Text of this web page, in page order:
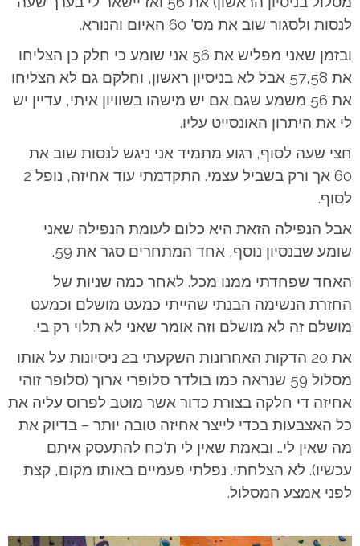
לנסות ולסגור שוב את מס' 60 האיום והנורא.
ובזמן שאני מפליש את 56 אני שומע כי חלק כן הצליחו
את 57,58 אבל לא בניסיון ראשון, וחלקם גם לא הצליחו
את 56 משמע שגם אם יש מישהו בשוויון איתי, עדיין יש
לי את היתרון האונסייט עליו.
חצי שעה לסוף, רגוע מתמיד אני ניגש לנסות שוב את
60 אך ורק בשביל עצמי. התקדמתי עוד אחיזה, נופל 2
לסוף.
אבל הנפילה הזאת היא כלום לעומת הנפילה שאני
שומע שבנסיון נוסף, אחד המתחרים סגר את 59.
האחד שפחדתי ממנו מכל. לאחר כמה שניות של
החזרת הנשימה הבנתי שהייתי כמעט מושלם וכמעט
מושלם זה לא מושלם וזה אומר שאני לא תלוי רק בי.
את 20 הדקות האחרונות השקעתי ב2 ניסיונות על אותו
מסלול 59 שנראה כמו בולדר סלופרי ארוך (סלופר זוהי
אחיזה די חלקה בצורת כדור אשר מוטב לפרוס עליה את
כל האצבעות בכדי לייצר אחיזה טובה יותר – בדיוק את
מה שאין לי… ובאמת שאין לי ת'כח להתעסק איתם
עכשיו). לא הצלחתי. נפלתי פעמיים באותו מקום, קצת
לפני אמצע המסלול.